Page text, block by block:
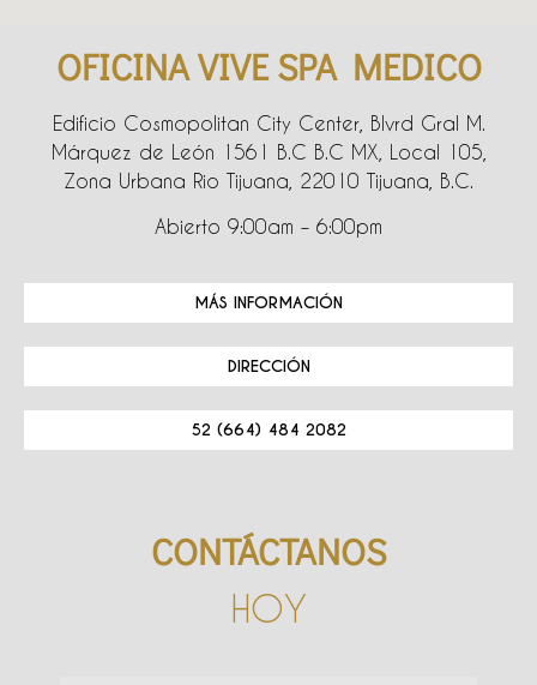
OFICINA VIVE SPA MEDICO
Edificio Cosmopolitan City Center, Blvrd Gral M.
Márquez de León 1561 B.C B.C MX, Local 105,
Zona Urbana Rio Tijuana, 22010 Tijuana, B.C.
Abierto 9:00am – 6:00pm
MÁS INFORMACIÓN
DIRECCIÓN
52 (664) 484 2082
CONTÁCTANOS
HOY